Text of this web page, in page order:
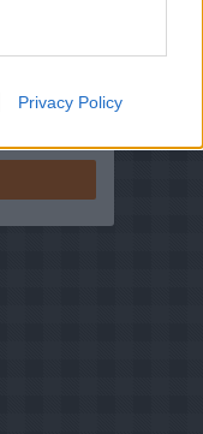
Privacy Policy